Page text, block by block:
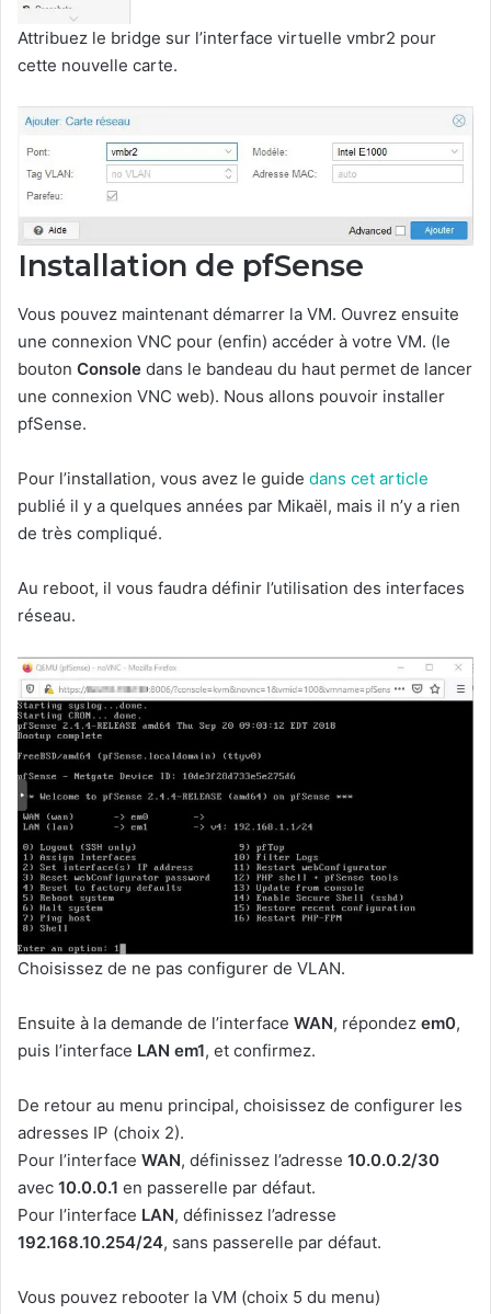
Attribuez le bridge sur l’interface virtuelle vmbr2 pour
cette nouvelle carte.
Installation de pfSense
Vous pouvez maintenant démarrer la VM. Ouvrez ensuite
une connexion VNC pour (enfin) accéder à votre VM. (le
bouton Console dans le bandeau du haut permet de lancer
une connexion VNC web). Nous allons pouvoir installer
pfSense.
Pour l’installation, vous avez le guide dans cet article
publié il y a quelques années par Mikaël, mais il n’y a rien
de très compliqué.
Au reboot, il vous faudra définir l’utilisation des interfaces
réseau.
Choisissez de ne pas configurer de VLAN.
Ensuite à la demande de l’interface WAN, répondez em0,
puis l’interface LAN em1, et confirmez.
De retour au menu principal, choisissez de configurer les
adresses IP (choix 2).
Pour l’interface WAN, définissez l’adresse 10.0.0.2/30
avec 10.0.0.1 en passerelle par défaut.
Pour l’interface LAN, définissez l’adresse
192.168.10.254/24, sans passerelle par défaut.
Vous pouvez rebooter la VM (choix 5 du menu)